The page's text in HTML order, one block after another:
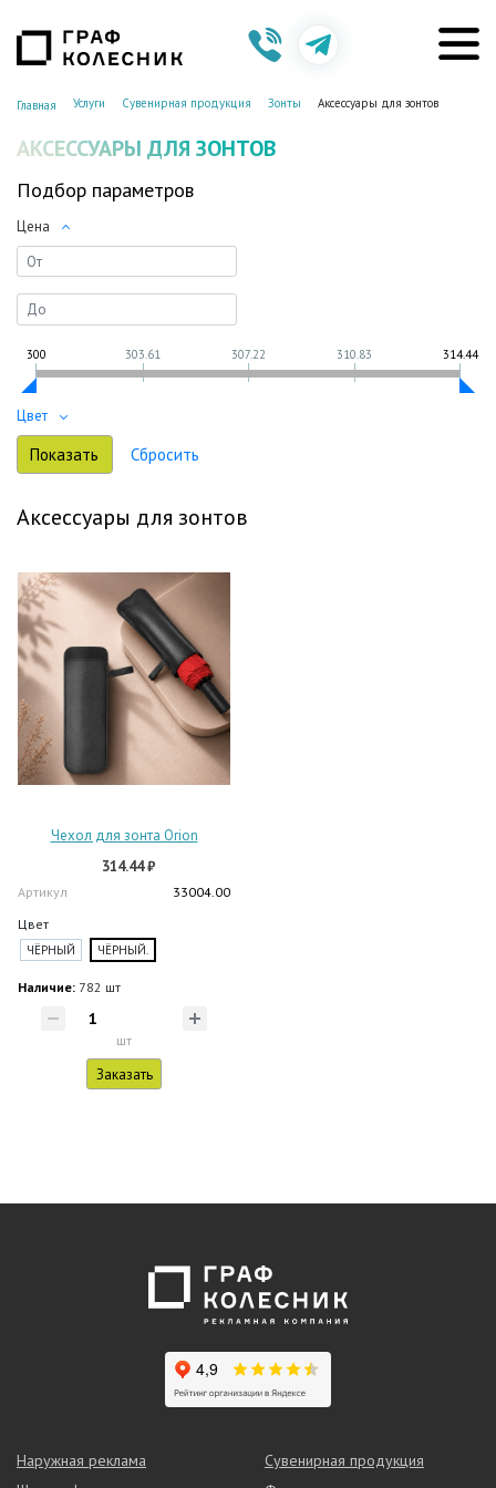
Главная Услуги Сувенирная продукция Зонты Аксессуары для зонтов
АКСЕССУАРЫ ДЛЯ ЗОНТОВ
Подбор параметров
Цена
300 303.61 307.22 310.83 314.44
Цвет
Аксессуары для зонтов
Чехол для зонта Orion
314.44 ₽
Артикул
33004.00
Цвет
ЧЁРНЫЙ ЧЁРНЫЙ.
Наличие: 782 шт
шт
Заказать
Наружная реклама
Сувенирная продукция